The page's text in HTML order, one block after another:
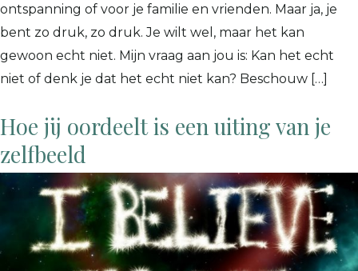
ontspanning of voor je familie en vrienden. Maar ja, je
bent zo druk, zo druk. Je wilt wel, maar het kan
gewoon echt niet. Mijn vraag aan jou is: Kan het echt
niet of denk je dat het echt niet kan? Beschouw […]
Hoe jij oordeelt is een uiting van je
zelfbeeld